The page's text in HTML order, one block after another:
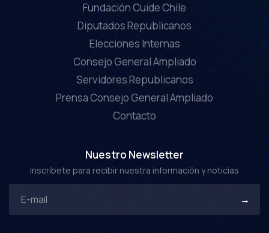
Fundación Cuide Chile
Diputados Republicanos
Elecciones Internas
Consejo General Ampliado
Servidores Republicanos
Prensa Consejo General Ampliado
Contacto
Nuestro Newsletter
Inscríbete para recibir nuestra información y noticias